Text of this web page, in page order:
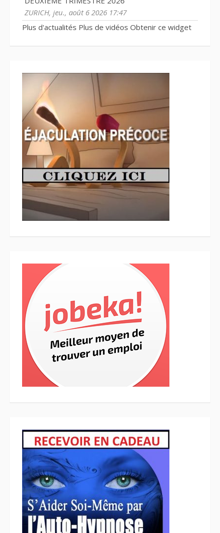
ZURICH, jeu., août 6 2026 17:47
Plus d'actualités Plus de vidéos Obtenir ce widget